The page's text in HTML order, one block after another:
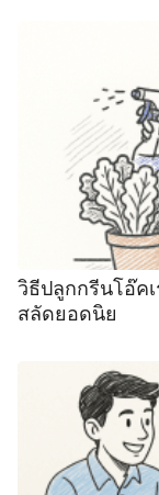
วิธีปลูกกรีนโอ๊ค
สลัดยอดนิย